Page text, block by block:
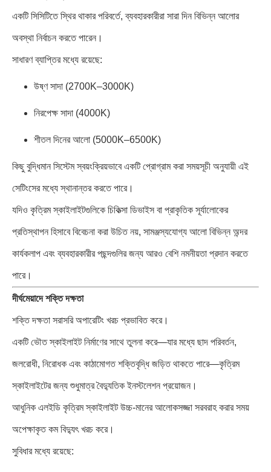
একটি সিসিটিতে স্থির থাকার পরিবর্তে, ব্যবহারকারীরা সারা দিন বিভিন্ন আলোর
অবস্থা নির্বাচন করতে পারেন।
সাধারণ ব্যাপ্তির মধ্যে রয়েছে:
উষ্ণ সাদা (2700K–3000K)
নিরপেক্ষ সাদা (4000K)
শীতল দিনের আলো (5000K–6500K)
কিছু বুদ্ধিমান সিস্টেম স্বয়ংক্রিয়ভাবে একটি প্রোগ্রাম করা সময়সূচী অনুযায়ী এই
সেটিংসের মধ্যে স্থানান্তর করতে পারে।
যদিও কৃত্রিম স্কাইলাইটগুলিকে চিকিত্সা ডিভাইস বা প্রাকৃতিক সূর্যালোকের
প্রতিস্থাপন হিসাবে বিবেচনা করা উচিত নয়, সামঞ্জস্যযোগ্য আলো বিভিন্ন অন্দর
কার্যকলাপ এবং ব্যবহারকারীর পছন্দগুলির জন্য আরও বেশি নমনীয়তা প্রদান করতে
পারে।
দীর্ঘমেয়াদে শক্তি দক্ষতা
শক্তি দক্ষতা সরাসরি অপারেটিং খরচ প্রভাবিত করে।
একটি ভৌত ​​স্কাইলাইট নির্মাণের সাথে তুলনা করে—যার মধ্যে ছাদ পরিবর্তন,
জলরোধী, নিরোধক এবং কাঠামোগত শক্তিবৃদ্ধি জড়িত থাকতে পারে—কৃত্রিম
স্কাইলাইটের জন্য শুধুমাত্র বৈদ্যুতিক ইনস্টলেশন প্রয়োজন।
আধুনিক এলইডি কৃত্রিম স্কাইলাইট উচ্চ-মানের আলোকসজ্জা সরবরাহ করার সময়
অপেক্ষাকৃত কম বিদ্যুৎ খরচ করে।
সুবিধার মধ্যে রয়েছে: